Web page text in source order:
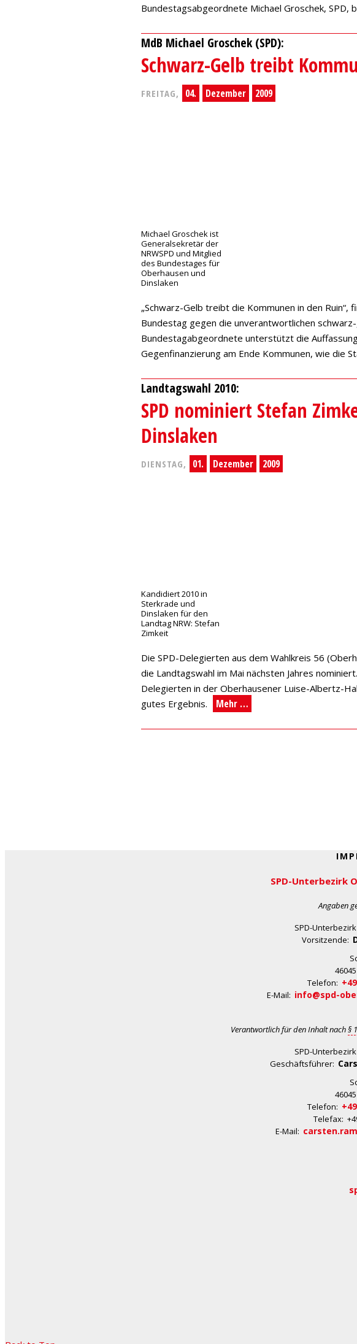
Bundestagsabgeordnete Michael Groschek,
MdB Michael Groschek (SPD):
Schwarz-Gelb treibt
FREITAG, 04. Dezember 2009
Michael Groschek ist
Generalsekretär der
NRWSPD und Mitglied
des Bundestages für
Oberhausen und
Dinslaken
„Schwarz-Gelb treibt die Kommunen in den
Bundestag gegen die unverantwortlichen
Bundestagabgeordnete unterstützt die
Gegenfinanzierung am Ende Kommunen, wie die
Landtagswahl 2010:
SPD nominiert Stefan
Dinslaken
DIENSTAG, 01. Dezember 2009
Kandidiert 2010 in
Sterkrade und
Dinslaken für den
Landtag NRW: Stefan
Zimkeit
Die SPD-Delegierten aus dem Wahlkreis 56
die Landtagswahl im Mai nächsten Jahres
Delegierten in der Oberhausener Luise-Albertz-
gutes Ergebnis.
Mehr …
SPD-Unterbezirk
Angaben
SPD-
Vorsitzende:
Telefon:
E-Mail: info@spd-
Verantwortlich für den Inhalt nach§
SPD-
Geschäftsführer:
Telefon:
Telefax:
E-Mail: